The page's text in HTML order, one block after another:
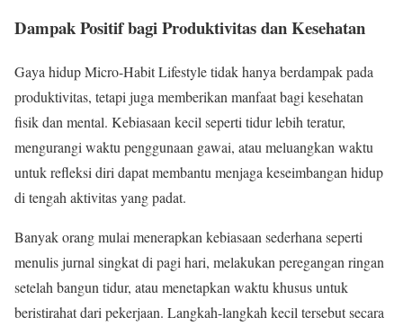
Dampak Positif bagi Produktivitas dan Kesehatan
Gaya hidup Micro-Habit Lifestyle tidak hanya berdampak pada
produktivitas, tetapi juga memberikan manfaat bagi kesehatan
fisik dan mental. Kebiasaan kecil seperti tidur lebih teratur,
mengurangi waktu penggunaan gawai, atau meluangkan waktu
untuk refleksi diri dapat membantu menjaga keseimbangan hidup
di tengah aktivitas yang padat.
Banyak orang mulai menerapkan kebiasaan sederhana seperti
menulis jurnal singkat di pagi hari, melakukan peregangan ringan
setelah bangun tidur, atau menetapkan waktu khusus untuk
beristirahat dari pekerjaan. Langkah-langkah kecil tersebut secara